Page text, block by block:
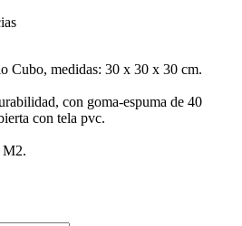
Cubo, medidas: 30 x 30 x 30 cm.
con goma-espuma de 40
con tela pvc.
M2.